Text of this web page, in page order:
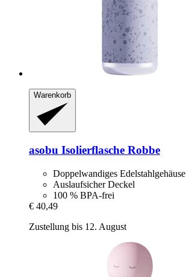
Warenkorb
asobu Isolierflasche Robbe
Doppelwandiges Edelstahlgehäuse
Auslaufsicher Deckel
100 % BPA-frei
€ 40,49
Zustellung bis 12. August